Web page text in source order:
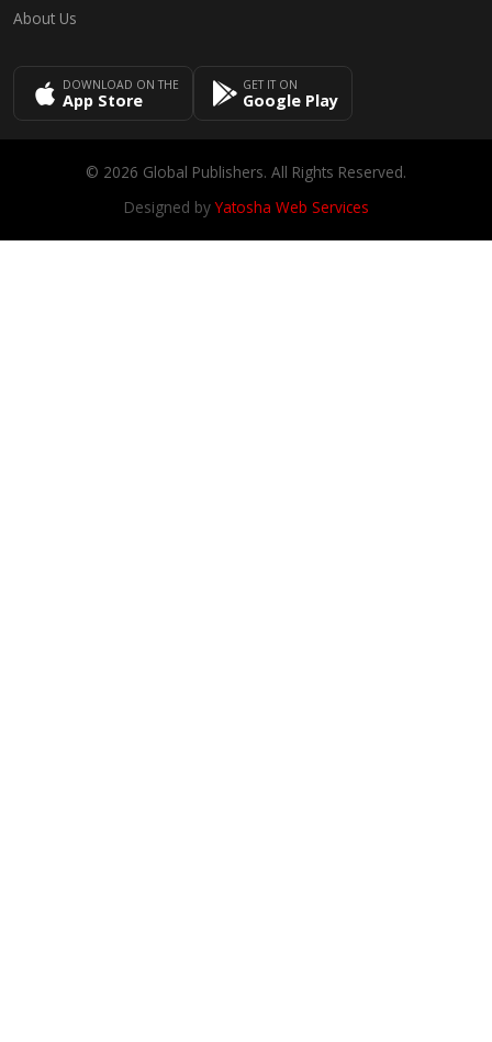
About Us
DOWNLOAD ON THE
App Store
GET IT ON
Google Play
© 2026 Global Publishers. All Rights Reserved.
Designed byYatosha Web Services